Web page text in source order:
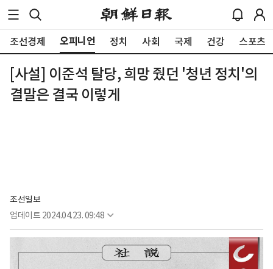
조선경제 오피니언 정치 사회 국제 건강 스포츠
[사설] 이준석 탈당, 희망 줬던 '청년 정치'의
결말은 결국 이렇게
조선일보
업데이트 2024.04.23. 09:48